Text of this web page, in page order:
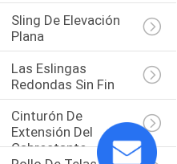
Sling De Elevación
Plana
Las Eslingas
Redondas Sin Fin
Cinturón De
Extensión Del
Cabrestante